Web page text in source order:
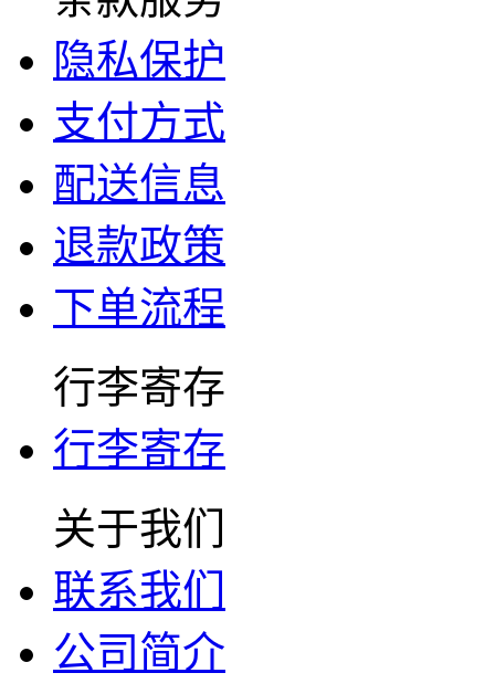
隐私保护
支付方式
配送信息
退款政策
下单流程
行李寄存
行李寄存
关于我们
联系我们
公司简介